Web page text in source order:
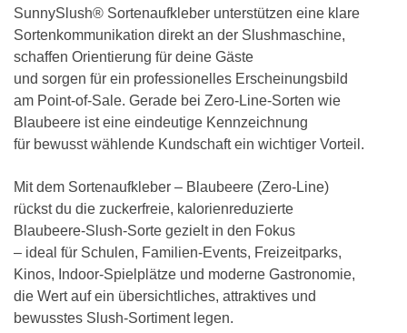
SunnySlush® Sortenaufkleber unterstützen eine klare
Sortenkommunikation direkt an der Slushmaschine,
schaffen Orientierung für deine Gäste
und sorgen für ein professionelles Erscheinungsbild
am Point-of-Sale. Gerade bei Zero-Line-Sorten wie
Blaubeere ist eine eindeutige Kennzeichnung
für bewusst wählende Kundschaft ein wichtiger Vorteil.
Mit dem Sortenaufkleber – Blaubeere (Zero-Line)
rückst du die zuckerfreie, kalorienreduzierte
Blaubeere-Slush-Sorte gezielt in den Fokus
– ideal für Schulen, Familien-Events, Freizeitparks,
Kinos, Indoor-Spielplätze und moderne Gastronomie,
die Wert auf ein übersichtliches, attraktives und
bewusstes Slush-Sortiment legen.